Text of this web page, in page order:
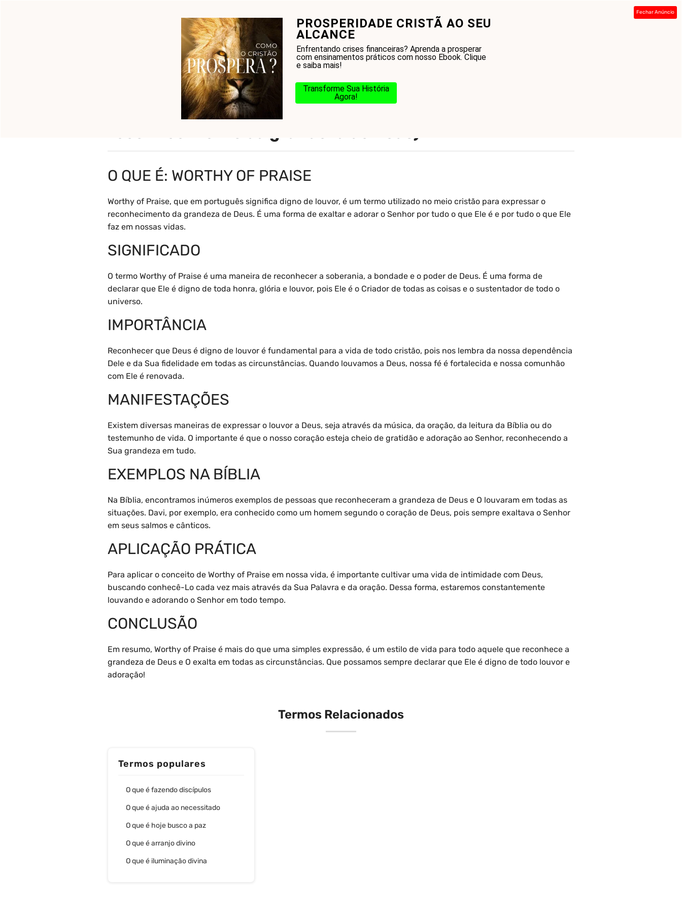
PROSPERIDADE CRISTÃ AO SEU
ALCANCE
Enfrentando crises financeiras? Aprenda a prosperar
com ensinamentos práticos com nosso Ebook. Clique
e saiba mais!
Transforme Sua História
Agora!
Fechar Anúncio
Pronto para conhecer a Bíblia? Glossário Blog Na Jornada
O que é : Worthy of Praise (digno de louvor;
O QUE É: WORTHY OF PRAISE
Worthy of Praise, que em português significa digno de louvor, é um termo utilizado no meio cristão para expressar o
reconhecimento da grandeza de Deus. É uma forma de exaltar e adorar o Senhor por tudo o que Ele é e por tudo o que Ele
faz em nossas vidas.
SIGNIFICADO
O termo Worthy of Praise é uma maneira de reconhecer a soberania, a bondade e o poder de Deus. É uma forma de
declarar que Ele é digno de toda honra, glória e louvor, pois Ele é o Criador de todas as coisas e o sustentador de todo o
universo.
IMPORTÂNCIA
Reconhecer que Deus é digno de louvor é fundamental para a vida de todo cristão, pois nos lembra da nossa dependência
Dele e da Sua fidelidade em todas as circunstâncias. Quando louvamos a Deus, nossa fé é fortalecida e nossa comunhão
com Ele é renovada.
MANIFESTAÇÕES
Existem diversas maneiras de expressar o louvor a Deus, seja através da música, da oração, da leitura da Bíblia ou do
testemunho de vida. O importante é que o nosso coração esteja cheio de gratidão e adoração ao Senhor, reconhecendo a
Sua grandeza em tudo.
EXEMPLOS NA BÍBLIA
Na Bíblia, encontramos inúmeros exemplos de pessoas que reconheceram a grandeza de Deus e O louvaram em todas as
situações. Davi, por exemplo, era conhecido como um homem segundo o coração de Deus, pois sempre exaltava o Senhor
em seus salmos e cânticos.
APLICAÇÃO PRÁTICA
Para aplicar o conceito de Worthy of Praise em nossa vida, é importante cultivar uma vida de intimidade com Deus,
buscando conhecê-Lo cada vez mais através da Sua Palavra e da oração. Dessa forma, estaremos constantemente
louvando e adorando o Senhor em todo tempo.
CONCLUSÃO
Em resumo, Worthy of Praise é mais do que uma simples expressão, é um estilo de vida para todo aquele que reconhece a
grandeza de Deus e O exalta em todas as circunstâncias. Que possamos sempre declarar que Ele é digno de todo louvor e
adoração!
Termos Relacionados
Termos populares
O que é fazendo discípulos
O que é ajuda ao necessitado
O que é hoje busco a paz
O que é arranjo divino
O que é iluminação divina